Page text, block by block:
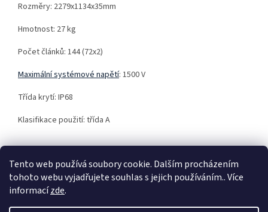
Tento web používá soubory cookie. Dalším procházením
tohoto webu vyjadřujete souhlas s jejich používáním.. Více
informacízde.
Rozměry: 2279x1134x35mm
Hmotnost: 27 kg
Počet článků: 144 (72x2)
Maximální systémové napětí: 1500 V
Třída krytí: IP68
Klasifikace použití: třída A